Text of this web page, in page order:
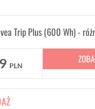
Trip Plus (600 Wh) -
PLN